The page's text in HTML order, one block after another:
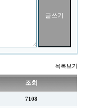
목록보기
조회
7108